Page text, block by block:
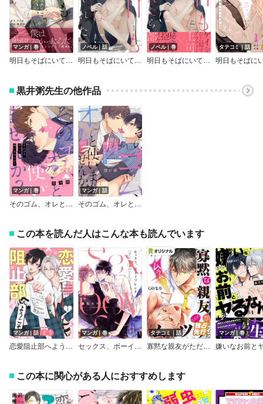
マンガ｜巻
明日もそばにいてくれたら【単行本版（Renta！限定描き下ろし付き）】
ノベル｜話
明日もそばにいてくれたら（分冊版）
ノベル｜巻
明日もそばにいてくれたら【イラスト付き】【単行本書き下ろしSS付き】
タテコミ｜話
黒井粥先生の他作品
マンガ｜巻
そのゴム、オレと使いませんか？【単行本版特典ペーパー付き】
マンガ｜話
そのゴム、オレと使いませんか？
この本を読んだ人はこんな本も読んでいます
マンガ｜話
恋愛阻止部へようこそ！【分冊版】
マンガ｜巻
セックス、ボーイフレンド
タテコミ｜話
寡黙な親友がただのムッツリでした
マンガ｜巻
この本に関心がある人におすすめします